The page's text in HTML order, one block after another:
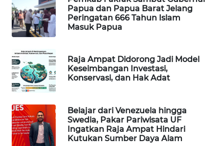
Papua dan Papua Barat Jelang
Peringatan 666 Tahun Islam
Masuk Papua
Raja Ampat Didorong Jadi Model
Keseimbangan Investasi,
Konservasi, dan Hak Adat
Belajar dari Venezuela hingga
Swedia, Pakar Pariwisata UF
Ingatkan Raja Ampat Hindari
Kutukan Sumber Daya Alam
FORJASIDA
TAMBANG
SITUNGIR
NEWS
SIDIKALANG
NEWS
SIBARAGAS